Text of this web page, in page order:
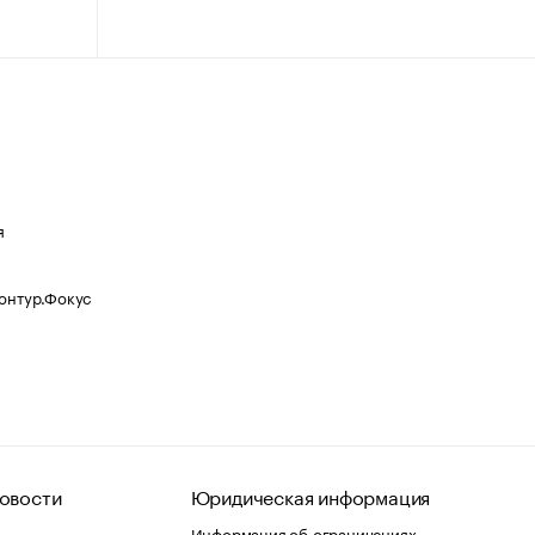
Юридическая информация